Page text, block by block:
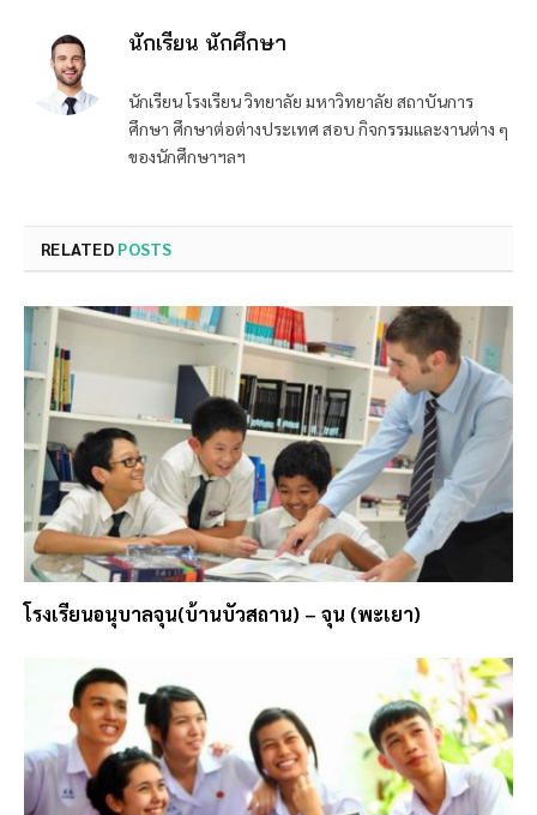
นักเรียน นักศึกษา
นักเรียน โรงเรียน วิทยาลัย มหาวิทยาลัย สถาบันการ
ศึกษา ศึกษาต่อต่างประเทศ สอบ กิจกรรมและงานต่าง ๆ
ของนักศึกษาฯลฯ
RELATED POSTS
โรงเรียนอนุบาลจุน(บ้านบัวสถาน) – จุน (พะเยา)